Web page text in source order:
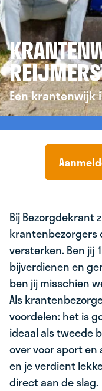
Een krantenwijk
Bij Bezorgdekrant
krantenbezorgers
versterken. Ben jij
bijverdienen en
ben jij misschien
Als
voordelen: het is
ideaal als tweede
over voor sport en
en je verdient
direct aan de slag.